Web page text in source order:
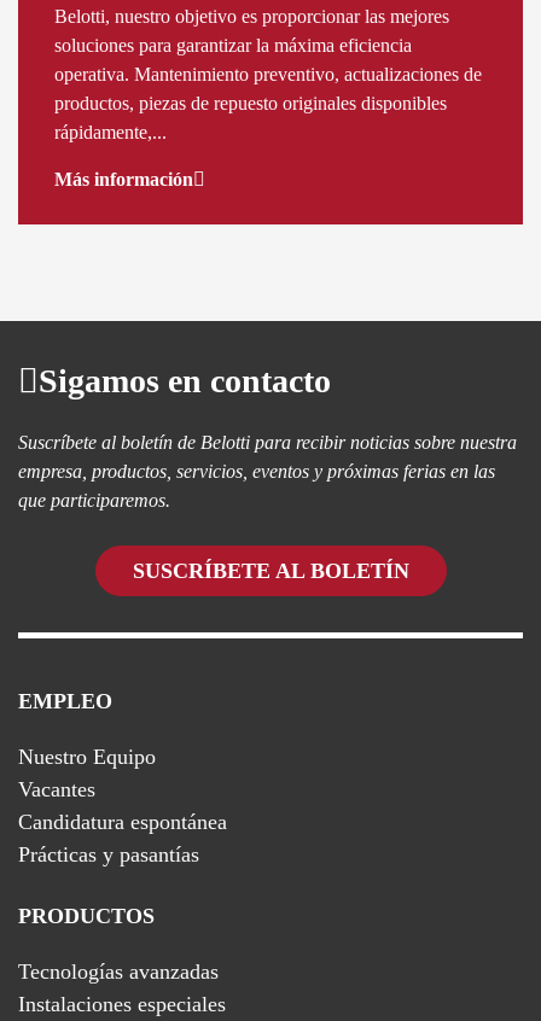
Belotti, nuestro objetivo es proporcionar las mejores
soluciones para garantizar la máxima eficiencia
operativa. Mantenimiento preventivo, actualizaciones de
productos, piezas de repuesto originales disponibles
rápidamente,...
Más información
Sigamos en contacto
Suscríbete al boletín de Belotti para recibir noticias sobre nuestra
empresa, productos, servicios, eventos y próximas ferias en las
que participaremos.
SUSCRÍBETE AL BOLETÍN
EMPLEO
Nuestro Equipo
Vacantes
Candidatura espontánea
Prácticas y pasantías
PRODUCTOS
Tecnologías avanzadas
Instalaciones especiales